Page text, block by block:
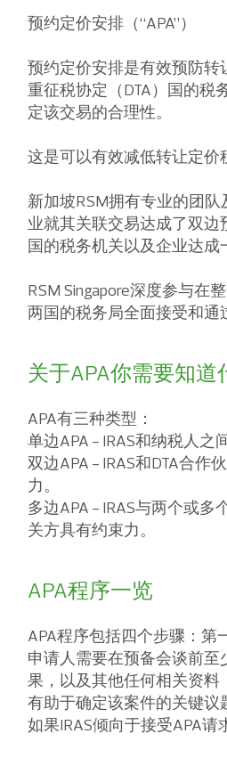
预约定价安排（“APA”）
预约定价安排是有效预防转
重征税协定（DTA）国的税
定该交易的合理性。
这是可以有效减低转让定价
新加坡RSM拥有专业的团
业就其关联交易达成了双
国的税务机关以及企业达成
RSM Singapore深度参与在
两国的税务局全面接受和通
关于APA你需要知道
APA有三种类型：
单边APA - IRAS和纳税人之
双边APA - IRAS和DTA合
力。
多边APA - IRAS与两个或
关方具有约束力。
APA程序一览
APA程序包括四个步骤：第
申请人需要在预备会谈前
果，以及其他任何相关资料
有助于确定该案件的关键议
如果IRAS倾向于接受APA